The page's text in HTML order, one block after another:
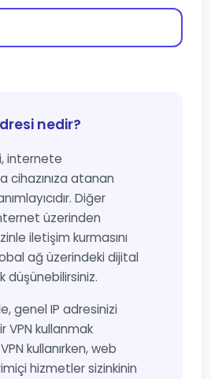
nedir?
internete
cihazınıza atanan
Diğer
üzerinden
iletişim kurmasını
ağ üzerindeki dijital
düşünebilirsiniz.
genel IP adresinizi
VPN kullanmak
kullanırken, web
hizmetler sizinkinin